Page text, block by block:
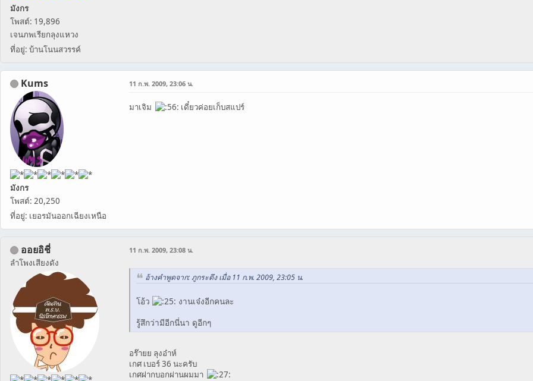
มังกร
โพสต์: 19,896
เจนภพเรียกลุงแหวง
ที่อยู่: บ้านโนนสวรรค์
Kums
มังกร
โพสต์: 20,250
ที่อยู่: เยอรมันออกเฉียงเหนือ
11 ก.พ. 2009, 23:06 น.
มาเจิม เดี๋ยวค่อยเก็บสแปร์
ออยอิชี่
ลำโพงเสียงดัง
11 ก.พ. 2009, 23:08 น.
อ้างคำพูดจาก: ภูกระดึง เมื่อ 11 ก.พ. 2009, 23:05 น.
โอ้ว
งานเจ๋งอีกคนละ
รู้สึกว่ามีอีกนี่นา ดูอีกๆ
อร๊ายย ลุงอ๋าห์
เกศ เบอร์ 36 นะครับ
เกศฝากบอกผ่านผมมา